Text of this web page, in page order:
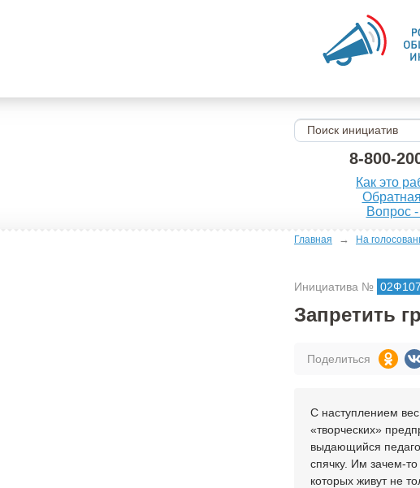
8-800-
Как это
Вопрос -
Главная → На
Инициатива №
Запретить
Поделиться
С наступлением
«творческих»
выдающийся
спячку. Им зачем-
которых живут не